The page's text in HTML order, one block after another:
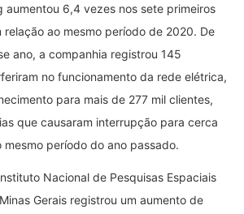
aumentou 6,4 vezes nos sete primeiros
relação ao mesmo período de 2020. De
ano, a companhia registrou 145
no funcionamento da rede elétrica,
para mais de 277 mil clientes,
que causaram interrupção para cerca
período do ano passado.
Nacional de Pesquisas Espaciais
Gerais registrou um aumento de